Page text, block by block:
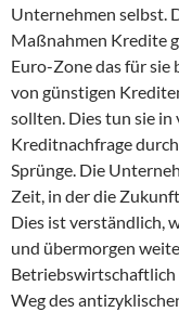
Unternehmen selbst.
Maßnahmen Kredite
Euro-Zone das für sie
von günstigen
sollten. Dies tun sie in
Kreditnachfrage
Sprünge. Die
Zeit, in der die
Dies ist verständlich,
und übermorgen
Betriebswirtschaftlich
Weg des